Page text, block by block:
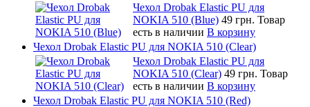
Чехол Drobak Elastic PU для
NOKIA 510 (Blue) 49 грн. Товар
есть в наличии В корзину
Чехол Drobak Elastic PU для NOKIA 510 (Clear)
Чехол Drobak Elastic PU для
NOKIA 510 (Clear) 49 грн. Товар
есть в наличии В корзину
Чехол Drobak Elastic PU для NOKIA 510 (Red)